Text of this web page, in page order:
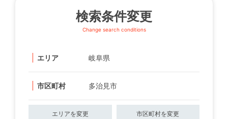
検索条件変更
Change search conditions
エリア 岐阜県
市区町村 多治見市
エリアを変更 市区町村を変更